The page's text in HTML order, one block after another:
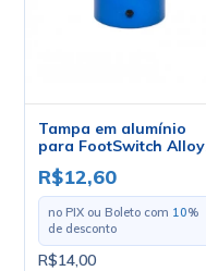
Tampa em alumínio
para FootSwitch Alloy
R$12,60
no PIX ou Boleto com 10%
de desconto
R$14,00